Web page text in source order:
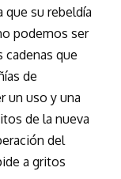
su rebeldía
podemos ser
cadenas que
de
un uso y una
de la nueva
del
a gritos